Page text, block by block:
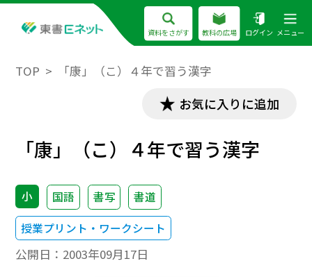
資料をさがす 教科の広場 ログイン メニュー
TOP 「康」（こ）４年で習う漢字
お気に入りに追加
「康」（こ）４年で習う漢字
小 国語 書写
書道
授業プリント・ワークシート
公開日： 2003年09月17日